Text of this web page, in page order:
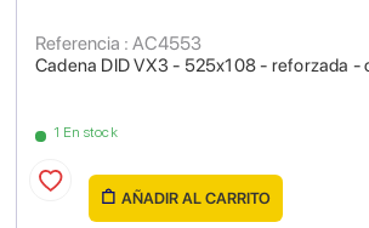
Cadena DID VX3 - 525x108 - reforzada -
Referencia : AC4553
1 En stock
AÑADIR AL CARRITO